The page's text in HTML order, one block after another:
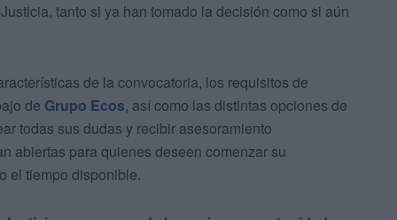
tanto si ya han tomado la decisión como si aún
de la convocatoria, los requisitos de
de Grupo Ecos, así como las distintas opciones de
todas sus dudas y recibir asesoramiento
abiertas para quienes deseen comenzar su
el tiempo disponible.